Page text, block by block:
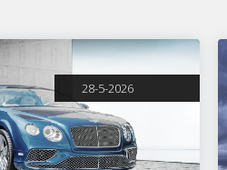
28-5-2026